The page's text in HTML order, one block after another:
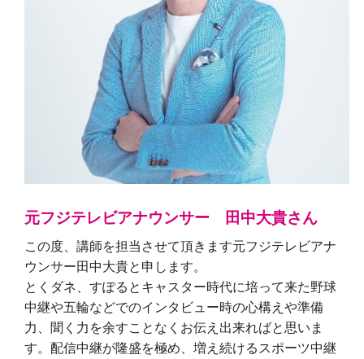
元フジテレビアナウンサー 田中大貴さん
この度、講師を担当させて頂きます元フジテレビアナ
ウンサー田中大貴と申します。
とくダネ、すぽるとキャスター時代に培って来た野球
中継や五輪などでのインタビュー時の心構えや準備
力、聞く力を余すことなくお伝え出来ればと思いま
す。配信中継が隆盛を極め、増え続けるスポーツ中継